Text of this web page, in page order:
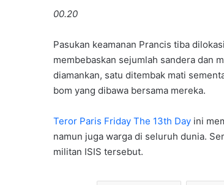
00.20
Pasukan keamanan Prancis tiba
membebaskan sejumlah sandera dan
diamankan, satu ditembak mati
bom yang dibawa bersama mereka.
Teror Paris Friday The 13th Day ini
namun juga warga di seluruh dunia.
militan ISIS tersebut.